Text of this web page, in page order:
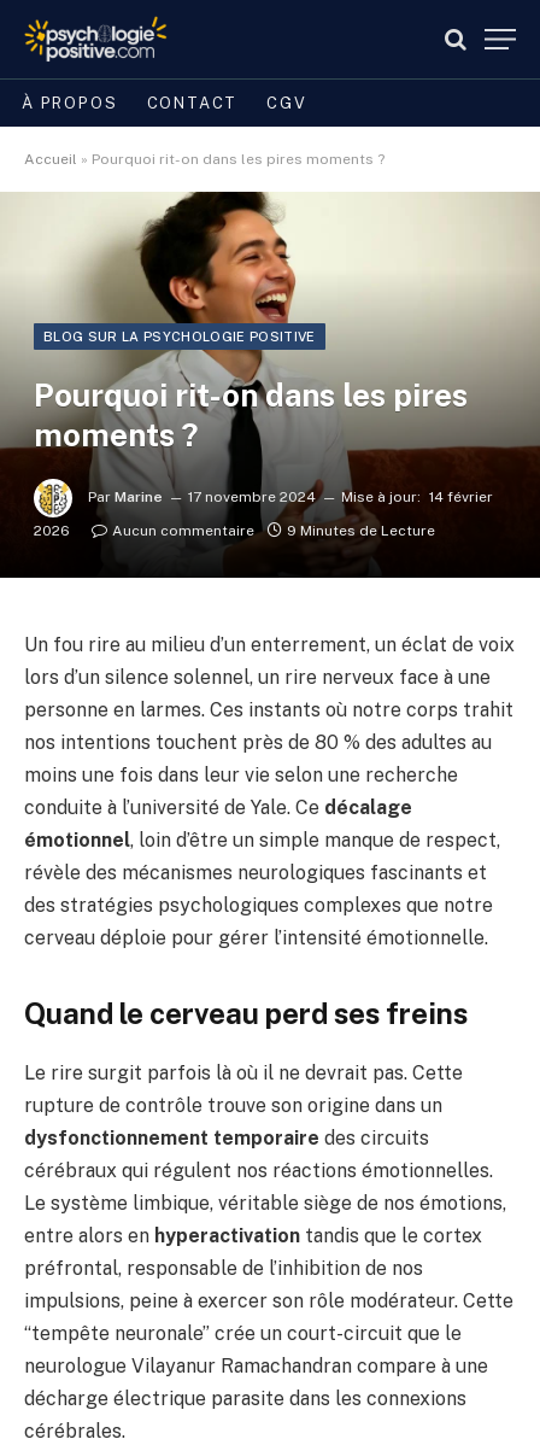
À PROPOS CONTACT CGV
Accueil » Pourquoi rit-on dans les pires moments ?
BLOG SUR LA PSYCHOLOGIE POSITIVE
Pourquoi rit-on dans les pires
moments ?
Par Marine 17 novembre 2024 Mise à jour: 14 février
2026
Aucun commentaire 9 Minutes de Lecture
Un fou rire au milieu d’un enterrement, un éclat de voix
lors d’un silence solennel, un rire nerveux face à une
personne en larmes. Ces instants où notre corps trahit
nos intentions touchent près de 80 % des adultes au
moins une fois dans leur vie selon une recherche
conduite à l’université de Yale. Ce décalage
émotionnel, loin d’être un simple manque de respect,
révèle des mécanismes neurologiques fascinants et
des stratégies psychologiques complexes que notre
cerveau déploie pour gérer l’intensité émotionnelle.
Quand le cerveau perd ses freins
Le rire surgit parfois là où il ne devrait pas. Cette
rupture de contrôle trouve son origine dans un
dysfonctionnement temporaire des circuits
cérébraux qui régulent nos réactions émotionnelles.
Le système limbique, véritable siège de nos émotions,
entre alors en hyperactivation tandis que le cortex
préfrontal, responsable de l’inhibition de nos
impulsions, peine à exercer son rôle modérateur. Cette
“tempête neuronale” crée un court-circuit que le
neurologue Vilayanur Ramachandran compare à une
décharge électrique parasite dans les connexions
cérébrales.